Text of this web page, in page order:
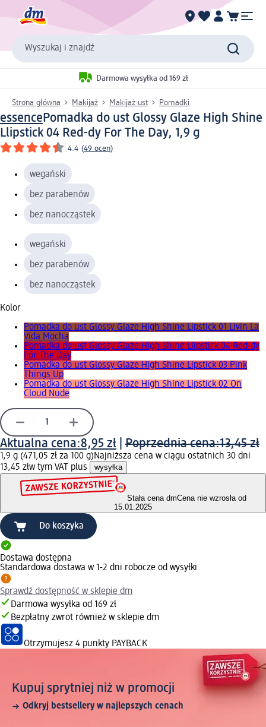
Wyszukaj i znajdź
Darmowa wysyłka od 169 zł
Strona główna Makijaż Makijaż ust Pomadki
essencePomadka do ust Glossy Glaze High Shine
Llipstick 04 Red-dy For The Day, 1,9 g
4.4 (49 ocen)
wegański
bez parabenów
bez nanocząstek
wegański
bez parabenów
bez nanocząstek
Kolor
Pomadka do ust Glossy Glaze High Shine Lipstick 01 Livin La
Vida Mocha
Pomadka do ust Glossy Glaze High Shine Llipstick 04 Red-dy
For The Day
Pomadka do ust Glossy Glaze High Shine Lipstick 03 Pink
Things Up
Pomadka do ust Glossy Glaze High Shine Lipstick 02 On
Cloud Nude
Aktualna cena:8,95 zł Poprzednia cena:13,45 zł
1,9 g (471,05 zł za 100 g)Najniższa cena w ciągu ostatnich 30 dni
13,45 złw tym VAT plus wysyłka
Stała cena dmCena nie wzrosła od
15.01.2025
Do koszyka
Dostawa dostępna
Standardowa dostawa w 1-2 dni robocze od wysyłki
Sprawdź dostępność w sklepie dm
Darmowa wysyłka od 169 zł
Bezpłatny zwrot również w sklepie dm
Otrzymujesz 4 punkty PAYBACK
Kupuj sprytniej niż w promocji
Odkryj bestsellery w najlepszych cenach